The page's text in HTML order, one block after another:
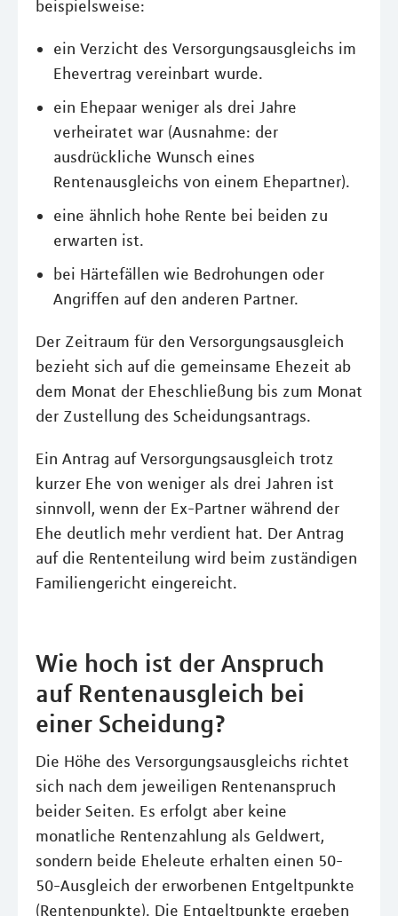
beispielsweise:
ein Verzicht des Versorgungsausgleichs im
Ehevertrag vereinbart wurde.
ein Ehepaar weniger als drei Jahre
verheiratet war (Ausnahme: der
ausdrückliche Wunsch eines
Rentenausgleichs von einem Ehepartner).
eine ähnlich hohe Rente bei beiden zu
erwarten ist.
bei Härtefällen wie Bedrohungen oder
Angriffen auf den anderen Partner.
Der Zeitraum für den Versorgungsausgleich
bezieht sich auf die gemeinsame Ehezeit ab
dem Monat der Eheschließung bis zum Monat
der Zustellung des Scheidungsantrags.
Ein Antrag auf Versorgungsausgleich trotz
kurzer Ehe von weniger als drei Jahren ist
sinnvoll, wenn der Ex-Partner während der
Ehe deutlich mehr verdient hat. Der Antrag
auf die Rententeilung wird beim zuständigen
Familiengericht eingereicht.
Wie hoch ist der Anspruch
auf Rentenausgleich bei
einer Scheidung?
Die Höhe des Versorgungsausgleichs richtet
sich nach dem jeweiligen Rentenanspruch
beider Seiten. Es erfolgt aber keine
monatliche Rentenzahlung als Geldwert,
sondern beide Eheleute erhalten einen 50-
50-Ausgleich der erworbenen Entgeltpunkte
(Rentenpunkte). Die Entgeltpunkte ergeben